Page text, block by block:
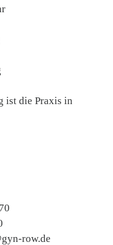
ist die Praxis in
row.de